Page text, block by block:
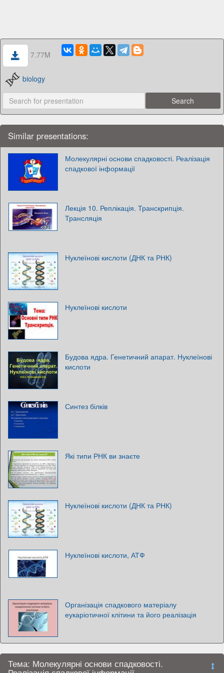
7.77M
biology
Similar presentations:
Молекулярні основи спадковості. Реалізація
спадкової інформації
Лекція 10. Реплікація. Транскрипція.
Трансляція
Нуклеїнові кислоти (ДНК та РНК)
Нуклеїнові кислоти
Будова ядра. Генетичний апарат. Нуклеїнові
кислоти
Синтез білків
Які типи РНК ви знаєте
Нуклеїнові кислоти (ДНК та РНК)
Нуклеїнові кислоти, АТФ
Організація спадкового матеріалу
еукаріотичної клітини та його реалізація
Тема: Молекулярні основи спадковості.